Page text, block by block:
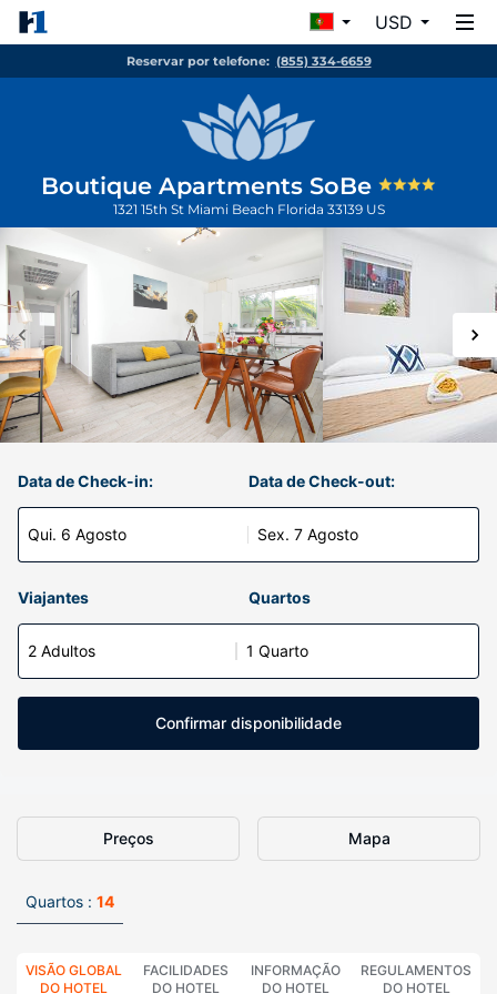
USD
Reservar por telefone: (855) 334-6659
Boutique Apartments SoBe
1321 15th St Miami Beach Florida 33139 US
Data de Check-in:
Qui. 6 Agosto
Data de Check-out:
Sex. 7 Agosto
Viajantes Quartos
2 Adultos 1 Quarto
Confirmar disponibilidade
Preços Mapa
Quartos : 14
VISÃO GLOBAL
DO HOTEL
FACILIDADES
DO HOTEL
INFORMAÇÃO
DO HOTEL
REGULAMENTOS
DO HOTEL